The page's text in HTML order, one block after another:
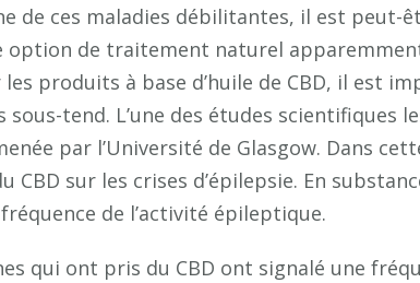
de ces maladies débilitantes, il est peut-
option de traitement naturel
produits à base d’huile de CBD, il est
sous-tend. L’une des études scientifiques
par l’Université de Glasgow. Dans
CBD sur les crises d’épilepsie. En
de l’activité épileptique.
qui ont pris du CBD ont signalé une